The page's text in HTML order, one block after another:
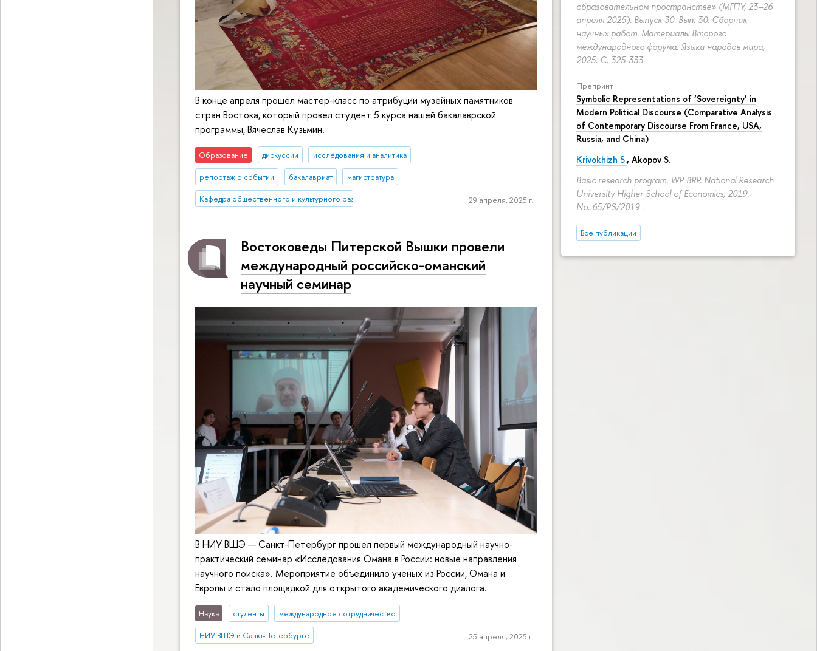
образовательном пространстве» (МГПУ, 23–26
апреля 2025). Выпуск 30. Вып. 30: Сборник
научных работ. Материалы Второго
международного форума. Языки народов мира,
2025. С. 325-333.
Препринт
Symbolic Representations of ‘Sovereignty’ in
Modern Political Discourse (Comparative Analysis
of Contemporary Discourse From France, USA,
Russia, and China)
Krivokhizh S., Akopov S.
Basic research program. WP BRP. National Research
University Higher School of Economics, 2019.
No. 65/PS/2019 .
Все публикации
В конце апреля прошел мастер-класс по атрибуции музейных памятников
стран Востока, который провел студент 5 курса нашей бакалаврской
программы, Вячеслав Кузьмин.
Образование дискуссии исследования и аналитика
репортаж о событии бакалавриат магистратура
Кафедра общественного и культурного развития Азии и Африки 29 апреля, 2025 г.
Востоковеды Питерской Вышки провели
международный российско-оманский
научный семинар
В НИУ ВШЭ — Санкт-Петербург прошел первый международный научно-
практический семинар «Исследования Омана в России: новые направления
научного поиска». Мероприятие объединило ученых из России, Омана и
Европы и стало площадкой для открытого академического диалога.
Наука студенты международное сотрудничество
НИУ ВШЭ в Санкт-Петербурге 25 апреля, 2025 г.